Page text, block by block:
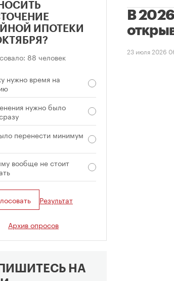
В
23 июля 2026
ИПОТЕКИ
88 человек
нужно время на
нужно было
перенести минимум
вообще не стоит
Результат
Архив опросов
НА